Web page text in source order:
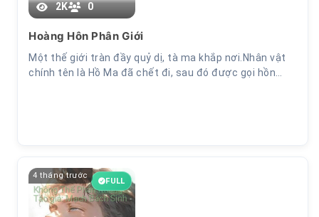
Chương 32
2K 0
Hoàng Hôn Phân Giới
Một thế giới tràn đầy quỷ dị, tà ma khắp nơi.Nhân vật
chính tên là Hồ Ma đã chết đi, sau đó được gọi hồn…
4 tháng trước
FULL